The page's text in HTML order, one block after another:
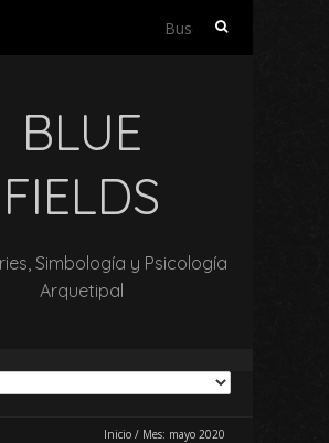
Buscar:
BLUE
FIELDS
Simbología y Psicología
Arquetipal
Inicio / Mes: mayo 2020